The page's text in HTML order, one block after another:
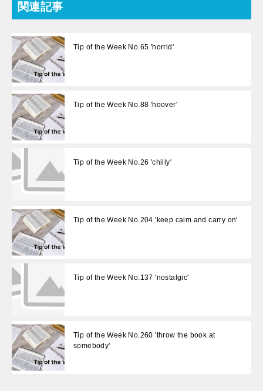
関連記事
Tip of the Week No.65 'horrid'
Tip of the Week No.88 'hoover'
Tip of the Week No.26 'chilly'
Tip of the Week No.204 'keep calm and carry on'
Tip of the Week No.137 'nostalgic'
Tip of the Week No.260 'throw the book at
somebody'